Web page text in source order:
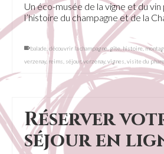
Un éco-musée de la vigne et du
l’histoire du champagne et de la
balade découvrir la champagne,gîte,histoire,
verzenay, reims séjour,verzenay, vignes visite du
Réserver
séjour en